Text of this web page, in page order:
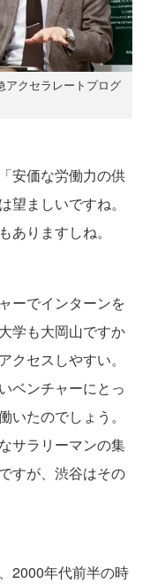
アクセラレートプログ
安価な労働力の供
ましいですね。
りますしね。
ーでインターンを
学も大岡山ですか
クセスしやすい。
ベンチャーにとっ
いたのでしょう。
サラリーマンの集
すが、渋谷はその
2000年代前半の時